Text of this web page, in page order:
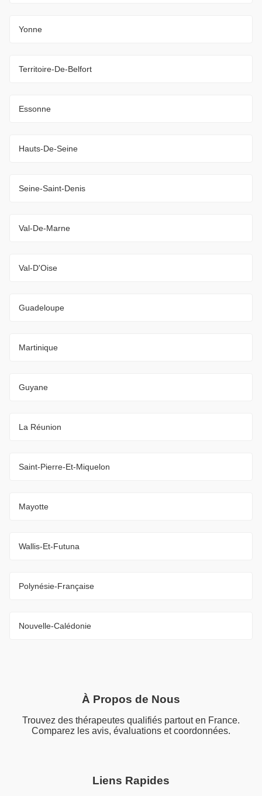
Yonne
Territoire-De-Belfort
Essonne
Hauts-De-Seine
Seine-Saint-Denis
Val-De-Marne
Val-D'Oise
Guadeloupe
Martinique
Guyane
La Réunion
Saint-Pierre-Et-Miquelon
Mayotte
Wallis-Et-Futuna
Polynésie-Française
Nouvelle-Calédonie
À Propos de Nous
Trouvez des thérapeutes qualifiés partout en France.
Comparez les avis, évaluations et coordonnées.
Liens Rapides